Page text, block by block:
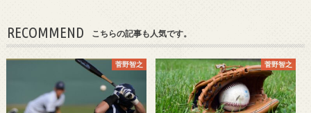
RECOMMEND こちらの記事も人気です。
菅野智之 菅野智之